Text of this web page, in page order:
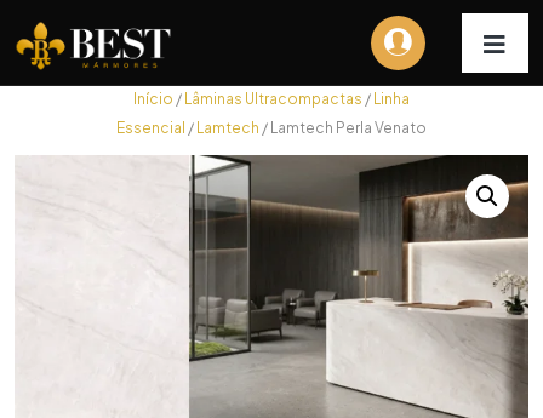
Início / Lâminas Ultracompactas / Linha
Essencial / Lamtech / Lamtech Perla Venato